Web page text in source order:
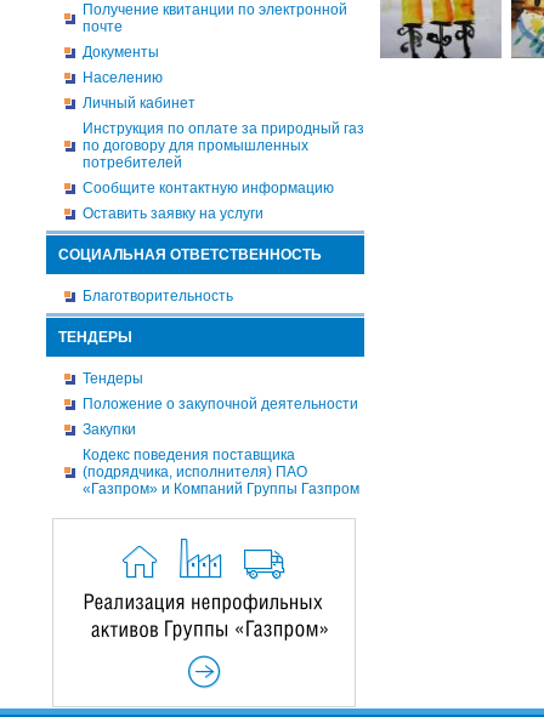
Получение квитанции по электронной
почте
Документы
Населению
Личный кабинет
Инструкция по оплате за природный газ
по договору для промышленных
потребителей
Сообщите контактную информацию
Оставить заявку на услуги
СОЦИАЛЬНАЯ ОТВЕТСТВЕННОСТЬ
Благотворительность
ТЕНДЕРЫ
Тендеры
Положение о закупочной деятельности
Закупки
Кодекс поведения поставщика
(подрядчика, исполнителя) ПАО
«Газпром» и Компаний Группы Газпром